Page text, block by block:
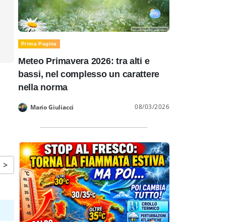
>
Prima Pagina
Meteo Primavera 2026: tra alti e
bassi, nel complesso un carattere
nella norma
Mario Giuliacci 08/03/2026